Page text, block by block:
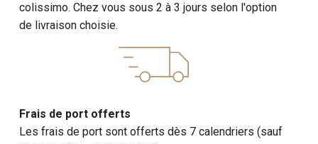
colissimo. Chez vous sous 2 à 3 jours selon l'option
de livraison choisie.
Frais de port offerts
Les frais de port sont offerts dès 7 calendriers (sauf